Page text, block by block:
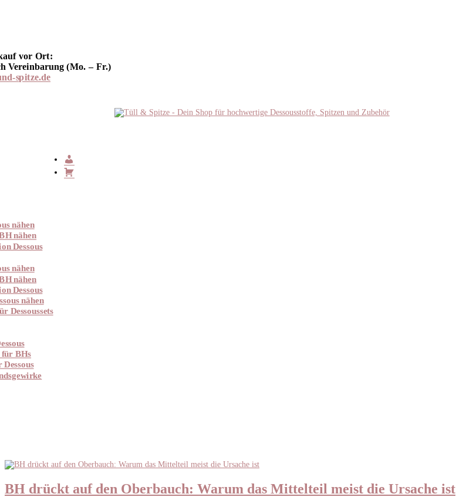
vor Ort:
Vereinbarung (Mo. – Fr.)
spitze.de
nähen
nähen
Dessous
nähen
nähen
Dessous
nähen
Dessoussets
für BHs
BH drückt auf den Oberbauch: Warum das Mittelteil meist die Ursache ist